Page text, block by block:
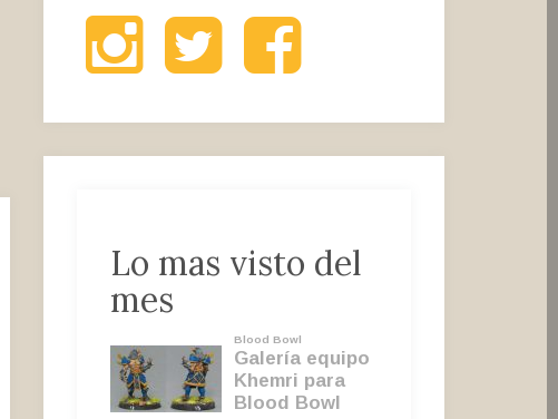
Instagram Twitter Facebook
Lo mas visto del
mes